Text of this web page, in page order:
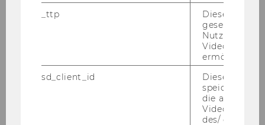
KTI
_ttp
Dieser
gesetzt, um
Nutzung des
Videoplayers
ermöglichen
sd_client_id
Dieses Cookie
speichert
die aktuellen
des/ der